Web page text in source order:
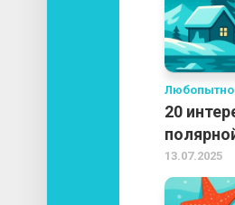
Любопытно
20
13.07.2025